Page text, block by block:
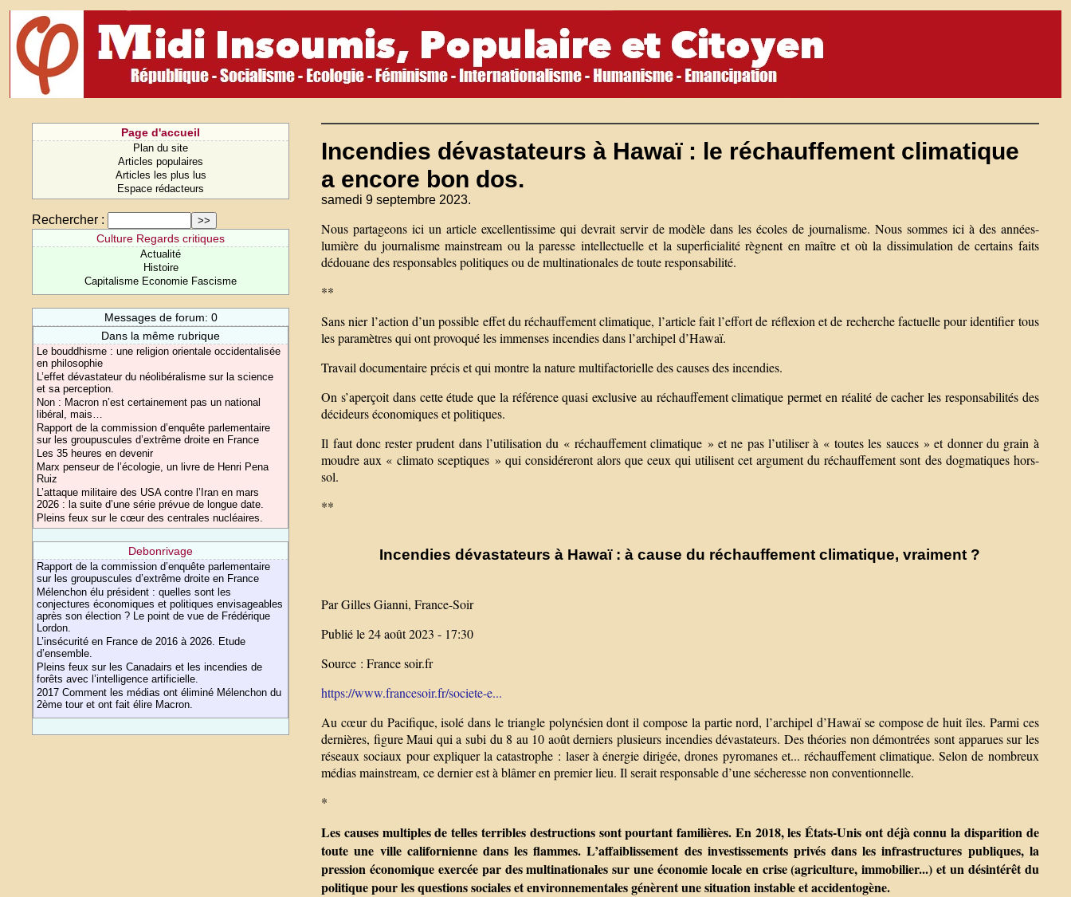
Page d'accueil
Plan du site
Articles populaires
Articles les plus lus
Espace rédacteurs
Rechercher :
Culture Regards critiques
Actualité
Histoire
Capitalisme Economie Fascisme
Messages de forum: 0
Dans la même rubrique
Le bouddhisme : une religion orientale occidentalisée
en philosophie
L’effet dévastateur du néolibéralisme sur la science
et sa perception.
Non : Macron n’est certainement pas un national
libéral, mais…
Rapport de la commission d’enquête parlementaire
sur les groupuscules d’extrême droite en France
Les 35 heures en devenir
Marx penseur de l’écologie, un livre de Henri Pena
Ruiz
L’attaque militaire des USA contre l’Iran en mars
2026 : la suite d’une série prévue de longue date.
Pleins feux sur le cœur des centrales nucléaires.
Debonrivage
Rapport de la commission d’enquête parlementaire
sur les groupuscules d’extrême droite en France
Mélenchon élu président : quelles sont les
conjectures économiques et politiques envisageables
après son élection ? Le point de vue de Frédérique
Lordon.
L’insécurité en France de 2016 à 2026. Etude
d’ensemble.
Pleins feux sur les Canadairs et les incendies de
forêts avec l’intelligence artificielle.
2017 Comment les médias ont éliminé Mélenchon du
2ème tour et ont fait élire Macron.
Incendies dévastateurs à Hawaï : le réchauffement climatique
a encore bon dos.
samedi 9 septembre 2023.
Nous partageons ici un article excellentissime qui devrait servir de modèle dans les écoles de journalisme. Nous sommes ici à des années-
lumière du journalisme mainstream ou la paresse intellectuelle et la superficialité règnent en maître et où la dissimulation de certains faits
dédouane des responsables politiques ou de multinationales de toute responsabilité.
**
Sans nier l’action d’un possible effet du réchauffement climatique, l’article fait l’effort de réflexion et de recherche factuelle pour identifier tous
les paramètres qui ont provoqué les immenses incendies dans l’archipel d’Hawaï.
Travail documentaire précis et qui montre la nature multifactorielle des causes des incendies.
On s’aperçoit dans cette étude que la référence quasi exclusive au réchauffement climatique permet en réalité de cacher les responsabilités des
décideurs économiques et politiques.
Il faut donc rester prudent dans l’utilisation du « réchauffement climatique » et ne pas l’utiliser à « toutes les sauces » et donner du grain à
moudre aux « climato sceptiques » qui considéreront alors que ceux qui utilisent cet argument du réchauffement sont des dogmatiques hors-
sol.
**
Incendies dévastateurs à Hawaï : à cause du réchauffement climatique, vraiment ?
Par Gilles Gianni, France-Soir
Publié le 24 août 2023 - 17:30
Source : France soir.fr
https://www.francesoir.fr/societe-e...
Au cœur du Pacifique, isolé dans le triangle polynésien dont il compose la partie nord, l’archipel d’Hawaï se compose de huit îles. Parmi ces
dernières, figure Maui qui a subi du 8 au 10 août derniers plusieurs incendies dévastateurs. Des théories non démontrées sont apparues sur les
réseaux sociaux pour expliquer la catastrophe : laser à énergie dirigée, drones pyromanes et... réchauffement climatique. Selon de nombreux
médias mainstream, ce dernier est à blâmer en premier lieu. Il serait responsable d’une sécheresse non conventionnelle.
*
Les causes multiples de telles terribles destructions sont pourtant familières. En 2018, les États-Unis ont déjà connu la disparition de
toute une ville californienne dans les flammes. L’affaiblissement des investissements privés dans les infrastructures publiques, la
pression économique exercée par des multinationales sur une économie locale en crise (agriculture, immobilier...) et un désintérêt du
politique pour les questions sociales et environnementales génèrent une situation instable et accidentogène.